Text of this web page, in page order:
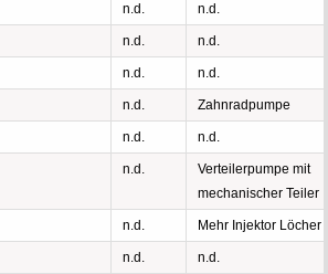
n.d. n.d.
n.d. n.d.
n.d. n.d.
n.d. Zahnradpumpe
n.d. n.d.
n.d.
Verteilerpumpe mit
mechanischer Teiler
n.d. Mehr Injektor Löcher
n.d. n.d.